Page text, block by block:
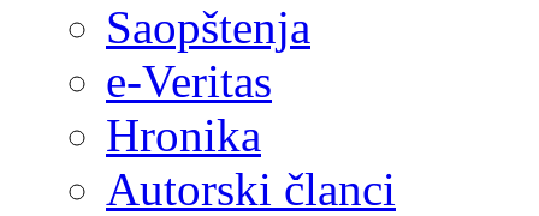
Saopštenja
e-Veritas
Hronika
Autorski članci